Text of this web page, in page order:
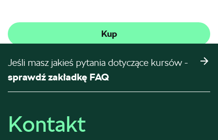
Kup
Jeśli masz jakieś pytania dotyczące kursów -
sprawdź zakładkę FAQ
Kontakt